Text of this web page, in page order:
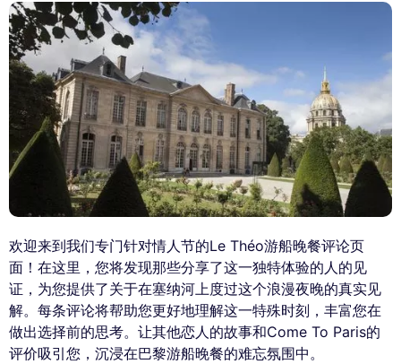
欢迎来到我们专门针对情人节的Le Théo游船晚餐评论页
面！在这里，您将发现那些分享了这一独特体验的人的见
证，为您提供了关于在塞纳河上度过这个浪漫夜晚的真实见
解。每条评论将帮助您更好地理解这一特殊时刻，丰富您在
做出选择前的思考。让其他恋人的故事和Come To Paris的
评价吸引您，沉浸在巴黎游船晚餐的难忘氛围中。